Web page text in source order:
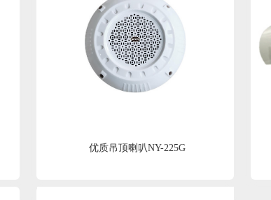
优质吊顶喇叭NY-225G